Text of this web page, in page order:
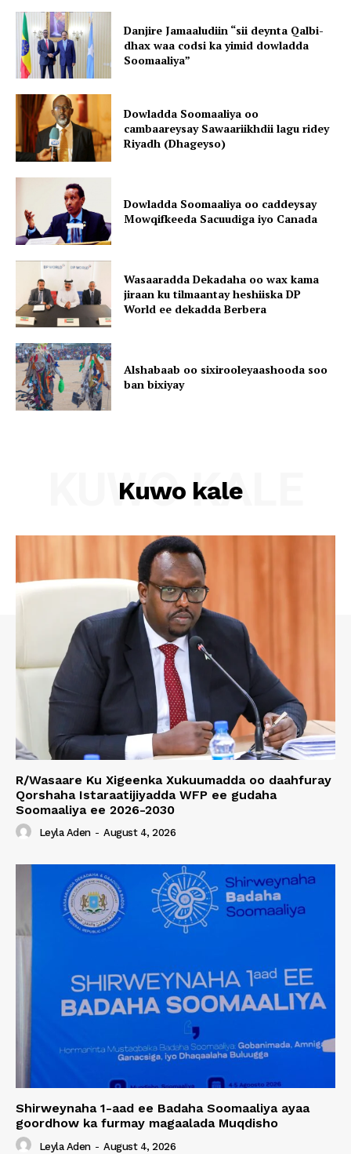
Danjire Jamaaludiin “sii deynta Qalbi-
dhax waa codsi ka yimid dowladda
Soomaaliya”
Dowladda Soomaaliya oo
cambaareysay Sawaariikhdii lagu ridey
Riyadh (Dhageyso)
Dowladda Soomaaliya oo caddeysay
Mowqifkeeda Sacuudiga iyo Canada
Wasaaradda Dekadaha oo wax kama
jiraan ku tilmaantay heshiiska DP
World ee dekadda Berbera
Alshabaab oo sixirooleyaashooda soo
ban bixiyay
Kuwo kale
KUWO KALE
R/Wasaare Ku Xigeenka Xukuumadda oo daahfuray
Qorshaha Istaraatijiyadda WFP ee gudaha
Soomaaliya ee 2026-2030
Leyla Aden - August 4, 2026
Shirweynaha 1-aad ee Badaha Soomaaliya ayaa
goordhow ka furmay magaalada Muqdisho
Leyla Aden - August 4, 2026